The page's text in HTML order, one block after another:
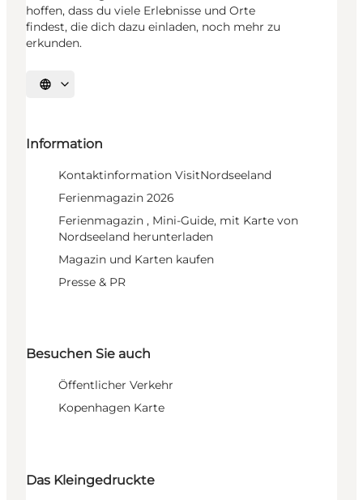
hoffen, dass du viele Erlebnisse und Orte
findest, die dich dazu einladen, noch mehr zu
erkunden.
Sprache auswählen
Information
Kontaktinformation VisitNordseeland
Ferienmagazin 2026
Ferienmagazin , Mini-Guide, mit Karte von
Nordseeland herunterladen
Magazin und Karten kaufen
Presse & PR
Besuchen Sie auch
Öffentlicher Verkehr
Kopenhagen Karte
Das Kleingedruckte